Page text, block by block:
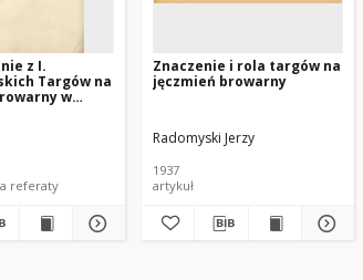
z I.
Targów na
w
sprawozdania referaty
Znaczenie i rola targów na
jęczmień browarny
Radomyski Jerzy
1937
artykuł